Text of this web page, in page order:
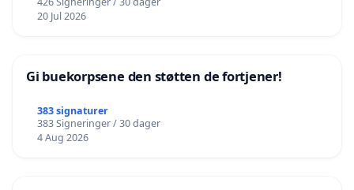
20 Jul 2026
Gi buekorpsene den støtten de fortjener!
383 signaturer
383 Signeringer / 30 dager
4 Aug 2026